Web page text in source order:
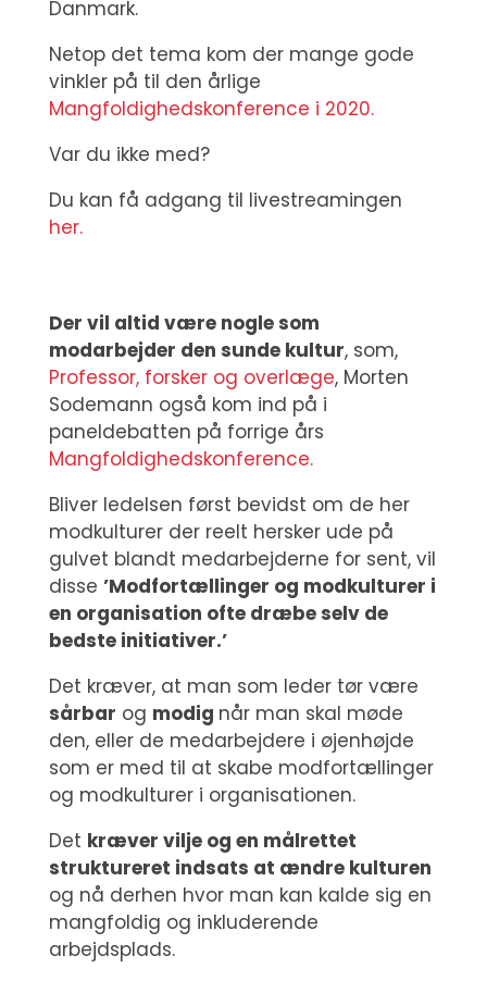
Danmark.
Netop det tema kom der mange gode
vinkler på til den årlige
Mangfoldighedskonference i 2020.
Var du ikke med?
Du kan få adgang til livestreamingen
her.
Der vil altid være nogle som
modarbejder den sunde kultur, som,
Professor, forsker og overlæge, Morten
Sodemann også kom ind på i
paneldebatten på forrige års
Mangfoldighedskonference.
Bliver ledelsen først bevidst om de her
modkulturer der reelt hersker ude på
gulvet blandt medarbejderne for sent, vil
disse ’Modfortællinger og modkulturer i
en organisation ofte dræbe selv de
bedste initiativer.’
Det kræver, at man som leder tør være
sårbar og modig når man skal møde
den, eller de medarbejdere i øjenhøjde
som er med til at skabe modfortællinger
og modkulturer i organisationen.
Det kræver vilje og en målrettet
struktureret indsats at ændre kulturen
og nå derhen hvor man kan kalde sig en
mangfoldig og inkluderende
arbejdsplads.